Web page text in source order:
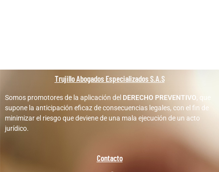
Trujillo Abogados Especializados S.A.S
Somos promotores de la aplicación del DERECHO PREVENTIVO, que
supone la anticipación eficaz de consecuencias legales, con el fin de
minimizar el riesgo que deviene de una mala ejecución de un acto
jurídico.
Contacto